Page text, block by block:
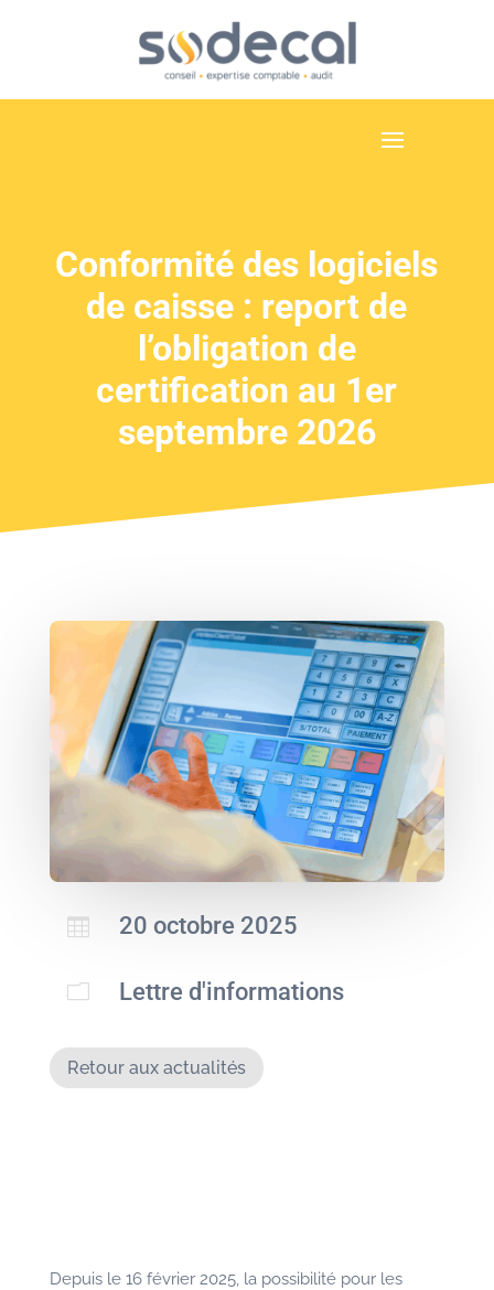
Conformité des logiciels
de caisse : report de
l’obligation de
certification au 1er
septembre 2026
 20 octobre 2025
m Lettre d'informations
Retour aux actualités
Depuis le 16 février 2025, la possibilité pour les